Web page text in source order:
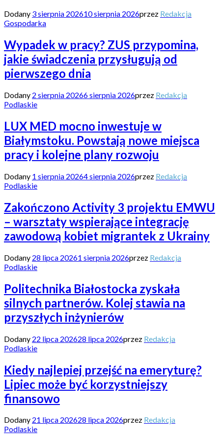
Dodany 3 sierpnia 202610 sierpnia 2026przez Redakcja
Gospodarka
Wypadek w pracy? ZUS przypomina,
jakie świadczenia przysługują od
pierwszego dnia
Dodany 2 sierpnia 20266 sierpnia 2026przez Redakcja
Podlaskie
LUX MED mocno inwestuje w
Białymstoku. Powstają nowe miejsca
pracy i kolejne plany rozwoju
Dodany 1 sierpnia 20264 sierpnia 2026przez Redakcja
Podlaskie
Zakończono Activity 3 projektu EMWU
– warsztaty wspierające integrację
zawodową kobiet migrantek z Ukrainy
Dodany 28 lipca 20261 sierpnia 2026przez Redakcja
Podlaskie
Politechnika Białostocka zyskała
silnych partnerów. Kolej stawia na
przyszłych inżynierów
Dodany 22 lipca 202628 lipca 2026przez Redakcja
Podlaskie
Kiedy najlepiej przejść na emeryturę?
Lipiec może być korzystniejszy
finansowo
Dodany 21 lipca 202628 lipca 2026przez Redakcja
Podlaskie